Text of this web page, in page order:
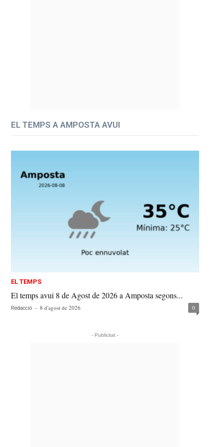
EL TEMPS A AMPOSTA AVUI
EL TEMPS
El temps avui 8 de Agost de 2026 a Amposta segons...
Redacció - 8 d'agost de 2026 0
- Publicitat -